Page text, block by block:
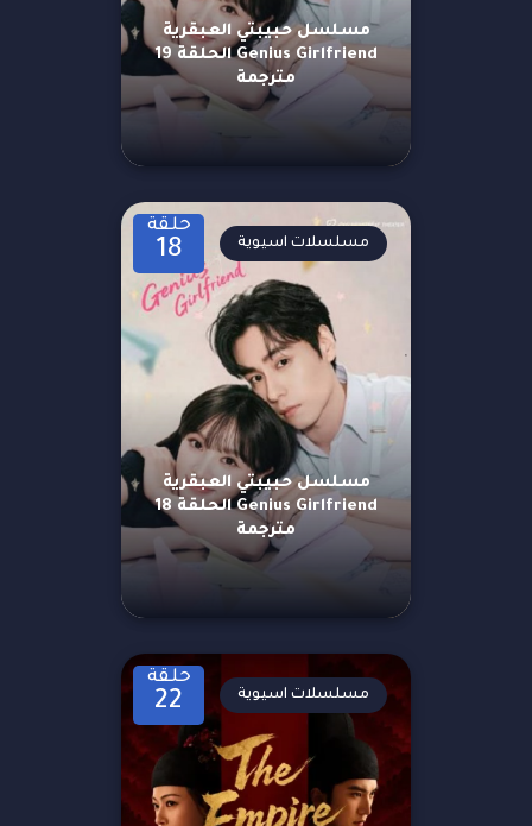
مسلسل حبيبتي العبقرية
Genius Girlfriend الحلقة 19
مترجمة
حلقة
18
مسلسل حبيبتي العبقرية
Genius Girlfriend الحلقة 18
مترجمة
مسلسلات اسيوية
حلقة
22 مسلسلات اسيوية